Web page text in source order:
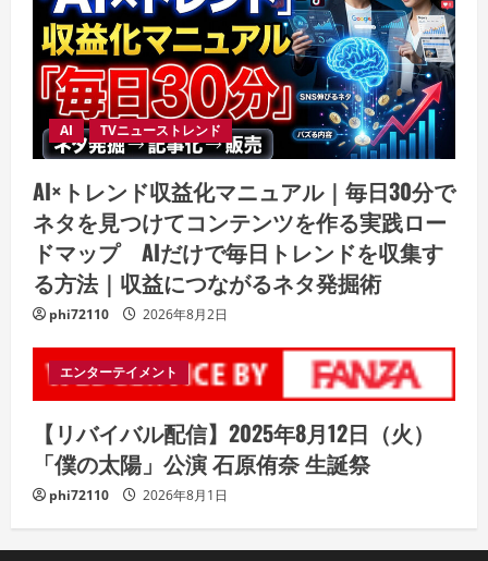
AI TVニューストレンド
AI×トレンド収益化マニュアル｜毎日30分で
ネタを見つけてコンテンツを作る実践ロー
ドマップ AIだけで毎日トレンドを収集す
る方法｜収益につながるネタ発掘術
phi72110 2026年8月2日
エンターテイメント
【リバイバル配信】2025年8月12日（火）
「僕の太陽」公演 石原侑奈 生誕祭
phi72110 2026年8月1日